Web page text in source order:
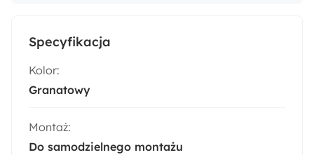
Specyfikacja
Kolor:
Granatowy
Montaż:
Do samodzielnego montażu